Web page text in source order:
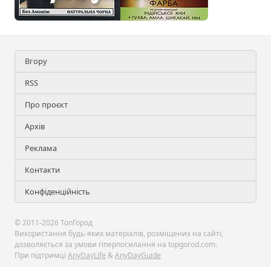
Вгору
RSS
Про проєкт
Архів
Реклама
Контакти
Конфіденційність
© 2011-2026 ТопГород
Використання будь-яких матеріалів, розміщених на сайті,
дозволяється за умови гіперпосилання на topgorod.com.
При підтримці AnyDayLife &AnyDayGuide